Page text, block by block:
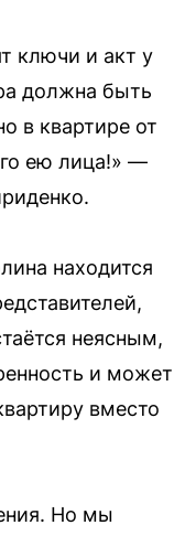
ключи и акт у
должна быть
в квартире от
ею лица!» —
находится
неясным,
и может
вместо
Но мы